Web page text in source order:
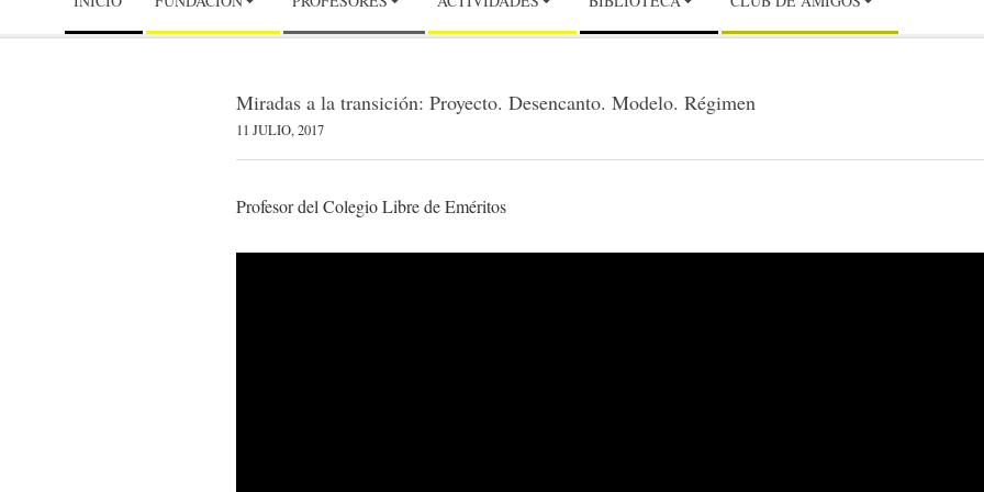
LIBRE
EMÉRITOS
Miradas a la transición: Proyecto. Desencanto. Modelo. Régimen
11 JULIO, 2017
Profesor del Colegio Libre de Eméritos